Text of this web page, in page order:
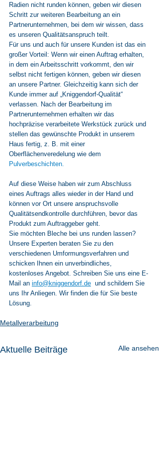
Radien nicht runden können, geben wir diesen
Schritt zur weiteren Bearbeitung an ein
Partnerunternehmen, bei dem wir wissen, dass
es unseren Qualitätsanspruch teilt.
Für uns und auch für unsere Kunden ist das ein
großer Vorteil: Wenn wir einen Auftrag erhalten,
in dem ein Arbeitsschritt vorkommt, den wir
selbst nicht fertigen können, geben wir diesen
an unsere Partner. Gleichzeitig kann sich der
Kunde immer auf „Kniggendorf-Qualität“
verlassen. Nach der Bearbeitung im
Partnerunternehmen erhalten wir das
hochpräzise verarbeitete Werkstück zurück und
stellen das gewünschte Produkt in unserem
Haus fertig, z. B. mit einer
Oberflächenveredelung wie dem
Pulverbeschichten.
Auf diese Weise haben wir zum Abschluss
eines Auftrags alles wieder in der Hand und
können vor Ort unsere anspruchsvolle
Qualitätsendkontrolle durchführen, bevor das
Produkt zum Auftraggeber geht.
Sie möchten Bleche bei uns runden lassen?
Unsere Experten beraten Sie zu den
verschiedenen Umformungsverfahren und
schicken Ihnen ein unverbindliches,
kostenloses Angebot. Schreiben Sie uns eine E-
Mail an info@kniggendorf.de
  und schildern Sie
uns Ihr Anliegen. Wir finden die für Sie beste
Lösung.
Metallverarbeitung
Aktuelle Beiträge Alle ansehen